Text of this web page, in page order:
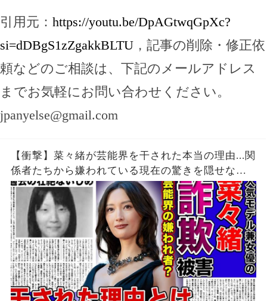
引用元： https://youtu.be/DpAGtwqGpXc?
si=dDBgS1zZgakkBLTU ，記事の削除・修正依
頼などのご相談は、下記のメールアドレス
までお気軽にお問い合わせください。
jpanyelse@gmail.com
【衝撃】菜々緒が芸能界を干された本当の理由...関
係者たちから嫌われている現在の驚きを隠せな
い！！詐欺被害にまで遭っている衝撃の現在...過去
の壮絶ないじめに一同驚愕！！